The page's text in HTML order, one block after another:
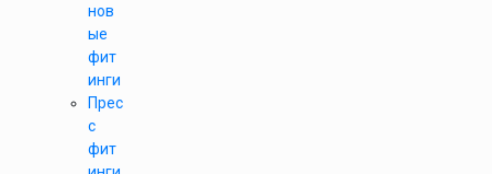
нов
ые
фит
инги
Прес
с
фит